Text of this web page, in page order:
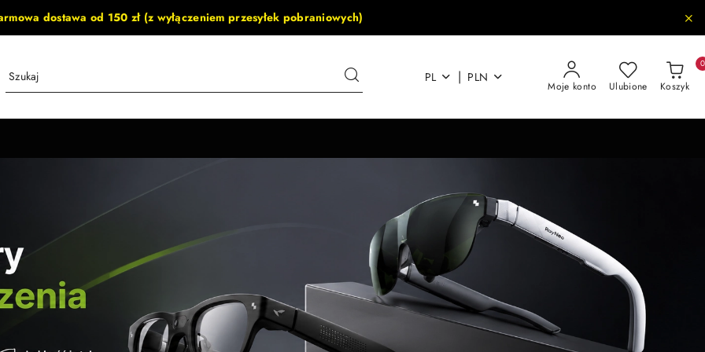
dostawa od 150 zł (z wyłączeniem przesyłek pobraniowych)
PL | PLN
Moje konto Ulubione Koszyk
0